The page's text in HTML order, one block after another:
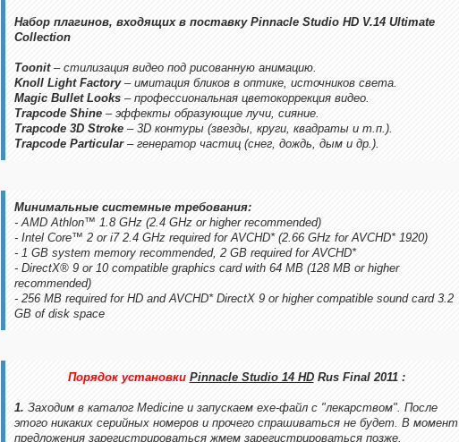
Набор плагинов, входящих в поставку Pinnacle Studio HD V.14 Ultimate
Collection
Toonit– стилизация видео под рисованную анимацию.
Knoll Light Factory– имитация бликов в оптике, источников света.
Magic Bullet Looks – профессиональная цветокоррекция видео.
Trapcode Shine – эффекты образующие лучи, сияние.
Trapcode 3D Stroke – 3D контуры (звезды, круги, квадраты и т.п.).
Trapcode Particular– генератор частиц (снег, дождь, дым и др.).
Минимальные системные требования:
- AMD Athlon™ 1.8 GHz (2.4 GHz or higher recommended)
- Intel Core™ 2 or i7 2.4 GHz required for AVCHD* (2.66 GHz for AVCHD* 1920)
- 1 GB system memory recommended, 2 GB required for AVCHD*
- DirectX® 9 or 10 compatible graphics card with 64 MB (128 MB or higher
recommended)
- 256 MB required for HD and AVCHD* DirectX 9 or higher compatible sound card 3.2
GB of disk space
Порядок установки Pinnacle Studio 14 HDRus Final 2011 :
1. Заходим в каталог Medicine и запускаем exe-файл с "лекарством". После
этого никаких серийных номеров и прочего спрашиваться не будет. В момент
предложения зарегистрироваться жмем зарегистрироваться позже.